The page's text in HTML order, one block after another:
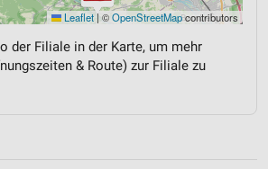
Leaflet | ©OpenStreetMapcontributors
der Filiale in der Karte, um mehr
& Route) zur Filiale zu